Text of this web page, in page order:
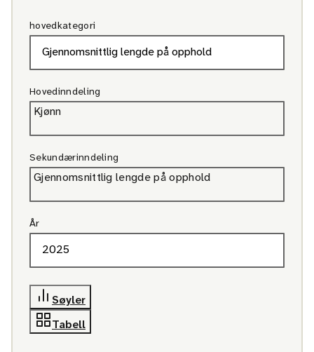
hovedkategori
Hovedinndeling
Kjønn
Sekundærinndeling
Gjennomsnittlig lengde på opphold
År
Søyler
Tabell